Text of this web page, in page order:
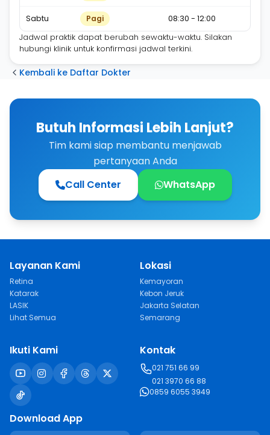
Sabtu Pagi
08:30 - 12:00
Jadwal praktik dapat berubah sewaktu-waktu. Silakan
hubungi klinik untuk konfirmasi jadwal terkini.
Kembali ke Daftar Dokter
Butuh Informasi Lebih Lanjut?
Tim kami siap membantu menjawab
pertanyaan Anda
Call Center
WhatsApp
Layanan Kami
Retina
Katarak
LASIK
Lihat Semua
Lokasi
Kemayoran
Kebon Jeruk
Jakarta Selatan
Semarang
Ikuti Kami Kontak
021 751 66 99
021 3970 66 88
0859 6055 3949
Download App